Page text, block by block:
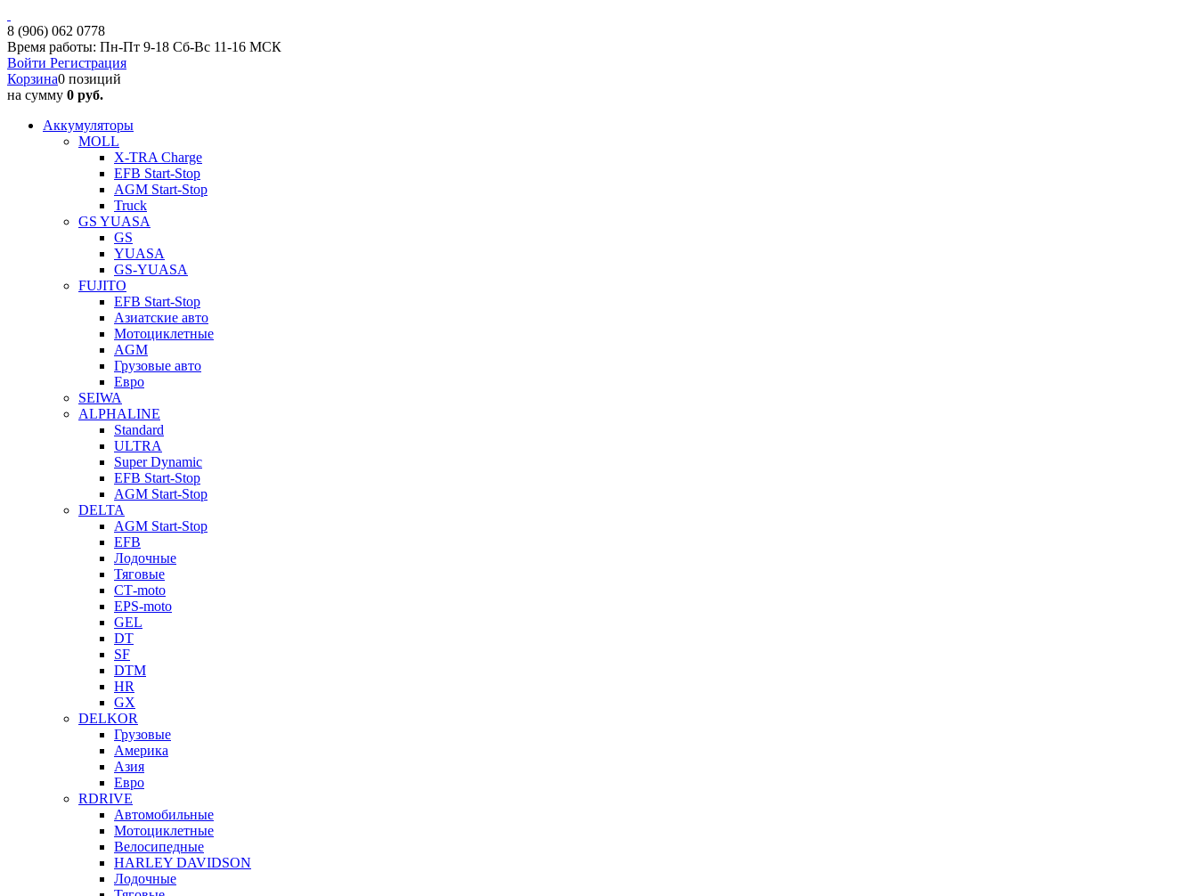
8 (906) 062 0778
Время работы: Пн-Пт 9-18 Сб-Вс 11-16 МСК
Войти Регистрация
Корзина0 позиций
на сумму 0 руб.
Аккумуляторы
MOLL
X-TRA Charge
EFB Start-Stop
AGM Start-Stop
Truck
GS YUASA
GS
YUASA
GS-YUASA
FUJITO
EFB Start-Stop
Азиатские авто
Мотоциклетные
AGM
Грузовые авто
Евро
SEIWA
ALPHALINE
Standard
ULTRA
Super Dynamic
EFB Start-Stop
AGM Start-Stop
DELTA
AGM Start-Stop
EFB
Лодочные
Тяговые
СТ-moto
EPS-moto
GEL
DT
SF
DTM
HR
GX
DELKOR
Грузовые
Америка
Азия
Евро
RDRIVE
Автомобильные
Мотоциклетные
Велосипедные
HARLEY DAVIDSON
Лодочные